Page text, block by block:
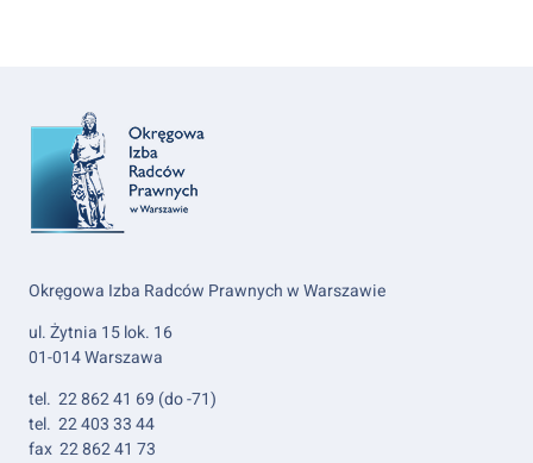
Okręgowa Izba Radców Prawnych w Warszawie
ul. Żytnia 15 lok. 16
01-014 Warszawa
tel. 22 862 41 69 (do -71)
tel. 22 403 33 44
fax 22 862 41 73